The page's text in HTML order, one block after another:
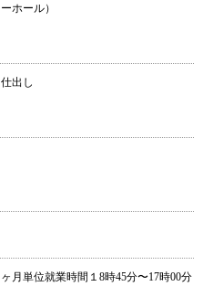
ホール）
出し
月単位就業時間１8時45分〜17時00分